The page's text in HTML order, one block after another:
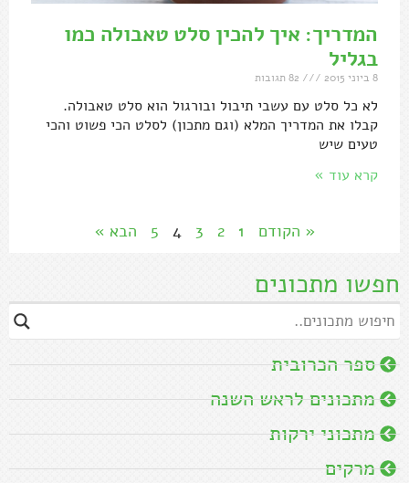
חפשו מתכונים
ספר הכרובית
מתכונים לראש השנה
מתכוני ירקות
מרקים
המדריך: איך להכין סלט טאבולה כמו
בגליל
8 ביוני 2015
לא כל סלט עם עשבי תיבול ובורגול הוא סלט טאבולה.
קבלו את המדריך המלא (וגם מתכון) לסלט הכי פשוט והכי
טעים שיש
קרא עוד »
« הקודם 1
2
3
4
5 הבא »